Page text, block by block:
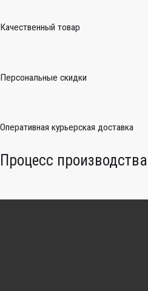
Качественный товар
Персональные скидки
Оперативная курьерская доставка
Процесс производства